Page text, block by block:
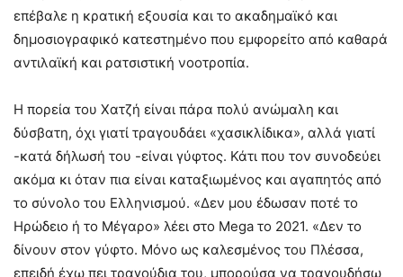
επέβαλε η κρατική εξουσία και το ακαδημαϊκό και
δημοσιογραφικό κατεστημένο που εμφορείτο από καθαρά
αντιλαϊκή και ρατσιστική νοοτροπία.
Η πορεία του Χατζή είναι πάρα πολύ ανώμαλη και
δύσβατη, όχι γιατί τραγουδάει «χασικλίδικα», αλλά γιατί
-κατά δήλωσή του -είναι γύφτος. Κάτι που τον συνοδεύει
ακόμα κι όταν πια είναι καταξιωμένος και αγαπητός από
το σύνολο του Ελληνισμού. «Δεν μου έδωσαν ποτέ το
Ηρώδειο ή το Μέγαρο» λέει στο Mega το 2021. «Δεν το
δίνουν στον γύφτο. Μόνο ως καλεσμένος του Πλέσσα,
επειδή έχω πει τραγούδια του, μπορούσα να τραγουδήσω